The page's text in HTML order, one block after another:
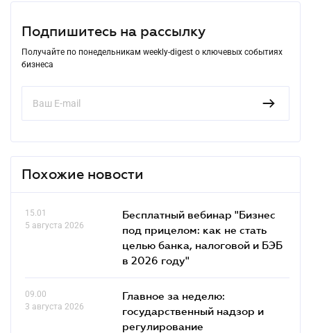
Подпишитесь на рассылку
Получайте по понедельникам weekly-digest о ключевых событиях
бизнеса
Похожие новости
15.01
5 августа 2026
Бесплатный вебинар "Бизнес
под прицелом: как не стать
целью банка, налоговой и БЭБ
в 2026 году"
09.00
3 августа 2026
Главное за неделю:
государственный надзор и
регулирование